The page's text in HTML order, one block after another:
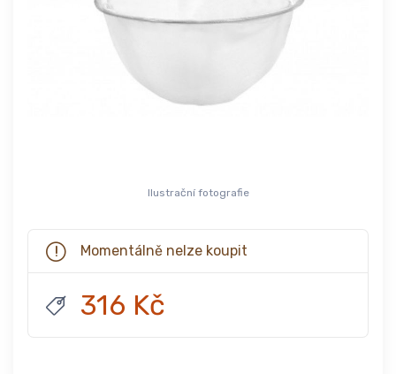
Ilustrační fotografie
Momentálně nelze koupit
316 Kč